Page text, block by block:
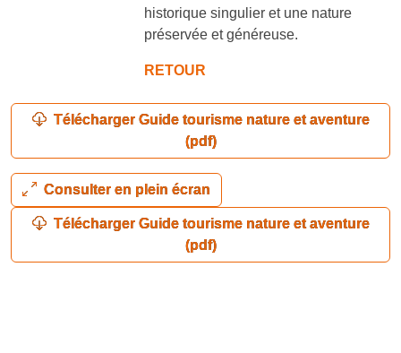
historique singulier et une nature
préservée et généreuse.
RETOUR
Télécharger Guide tourisme nature et aventure
(pdf)
Consulter en plein écran
Télécharger Guide tourisme nature et aventure
(pdf)